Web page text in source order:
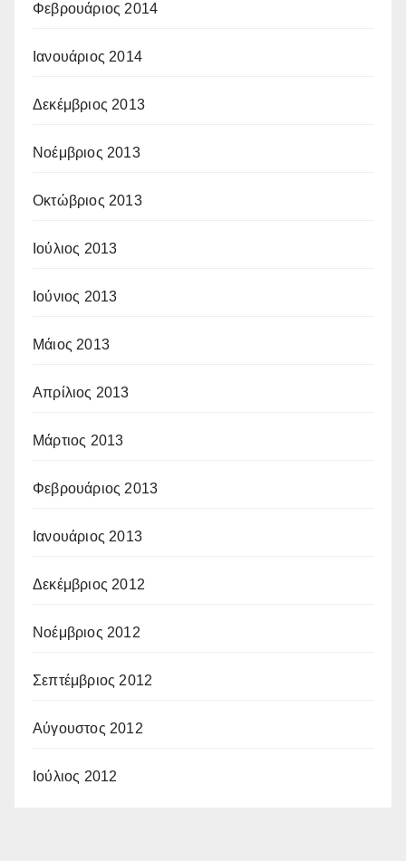
Φεβρουάριος 2014
Ιανουάριος 2014
Δεκέμβριος 2013
Νοέμβριος 2013
Οκτώβριος 2013
Ιούλιος 2013
Ιούνιος 2013
Μάιος 2013
Απρίλιος 2013
Μάρτιος 2013
Φεβρουάριος 2013
Ιανουάριος 2013
Δεκέμβριος 2012
Νοέμβριος 2012
Σεπτέμβριος 2012
Αύγουστος 2012
Ιούλιος 2012